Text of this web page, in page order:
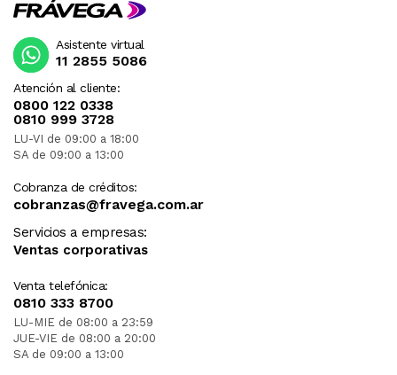
Atención al cliente:
0800 122 0338
0810 999 3728
LU-VI de 09:00 a 18:00
SA de 09:00 a 13:00
Cobranza de créditos:
cobranzas@fravega.com.ar
Servicios a empresas:
Ventas corporativas
Venta telefónica:
0810 333 8700
LU-MIE de 08:00 a 23:59
JUE-VIE de 08:00 a 20:00
SA de 09:00 a 13:00
Asistente virtual
11 2855 5086